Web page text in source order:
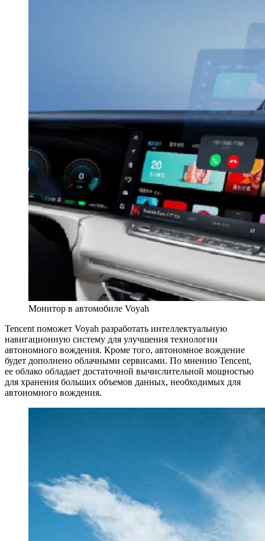
Монитор в автомобиле Voyah
Tencent поможет Voyah разработать интеллектуальную
навигационную систему для улучшения технологии
автономного вождения. Кроме того, автономное вождение
будет дополнено облачными сервисами. По мнению Tencent,
ее облако обладает достаточной вычислительной мощностью
для хранения больших объемов данных, необходимых для
автономного вождения.